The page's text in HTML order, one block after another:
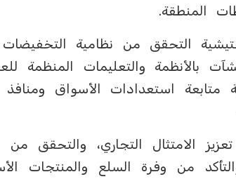
المنطقة.
التحقق من نظامية التخفيضات
بالأنظمة والتعليمات المنظمة
متابعة استعدادات الأسواق
الامتثال التجاري، والتحقق من
من وفرة السلع والمنتجات